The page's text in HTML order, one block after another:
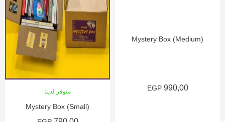
Mystery Box (Medium)
990,00
EGP متوفر لدينا
Mystery Box (Small)